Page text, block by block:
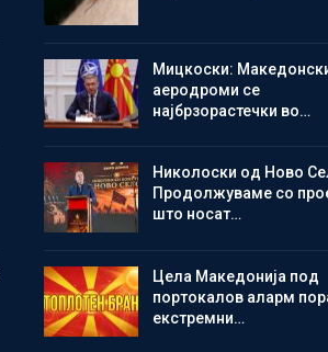
Мицкоски:
аеродроми се
најбрзорастечки во…
Николоски од Ново
Продолжуваме со
што носат…
Цела Македонија под
портокалов аларм
екстремни…